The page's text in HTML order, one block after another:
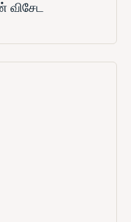
விசேட